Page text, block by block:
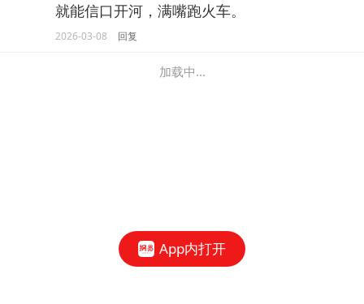
就能信口开河，满嘴跑火车。
2026-03-08 回复
加载中...
App内打开